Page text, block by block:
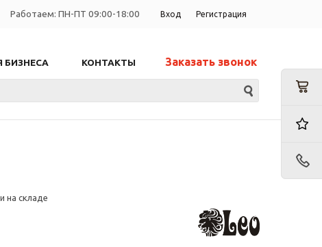
Вход Регистрация
Работаем: ПН-ПТ 09:00-18:00
БИЗНЕСА КОНТАКТЫ Заказать звонок
на складе